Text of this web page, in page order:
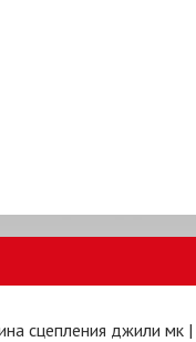
сцепления джили мк |